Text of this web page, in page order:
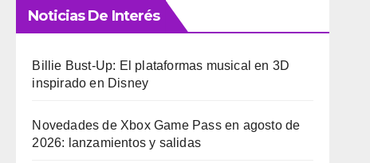
Noticias De Interés
Billie Bust-Up: El plataformas musical en 3D
inspirado en Disney
Novedades de Xbox Game Pass en agosto de
2026: lanzamientos y salidas